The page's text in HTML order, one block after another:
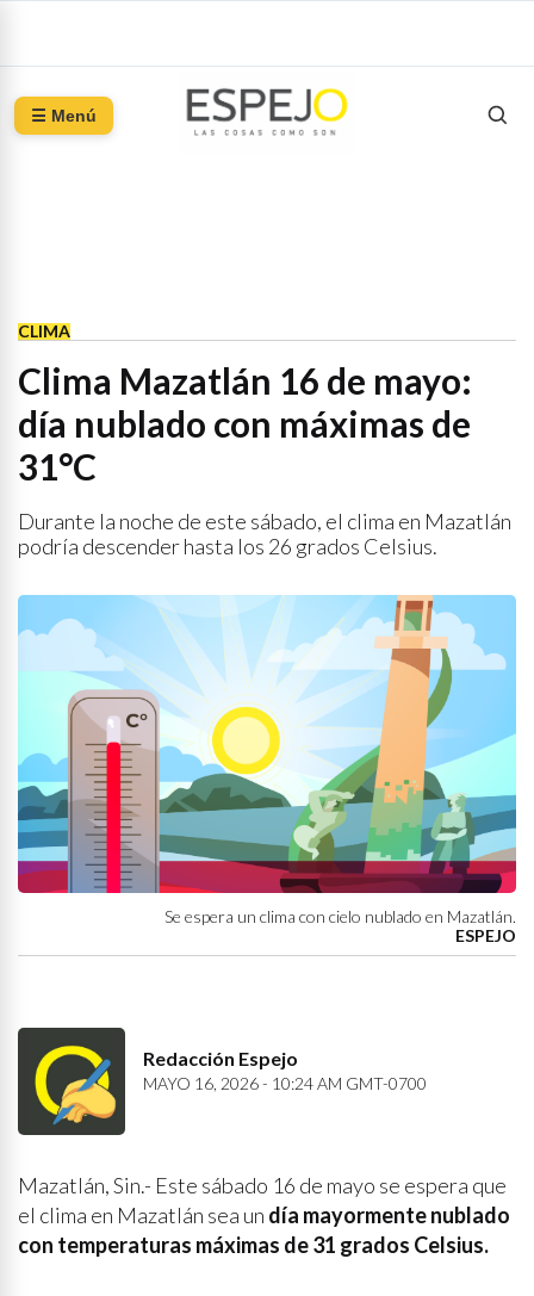
☰ Menú
CLIMA
Clima Mazatlán 16 de mayo:
día nublado con máximas de
31°C
Durante la noche de este sábado, el clima en Mazatlán
podría descender hasta los 26 grados Celsius.
Se espera un clima con cielo nublado en Mazatlán.
ESPEJO
Redacción Espejo
MAYO 16, 2026 - 10:24 AM GMT-0700
Mazatlán, Sin.- Este sábado 16 de mayo se espera que
el clima en Mazatlán sea un día mayormente nublado
con temperaturas máximas de 31 grados Celsius.